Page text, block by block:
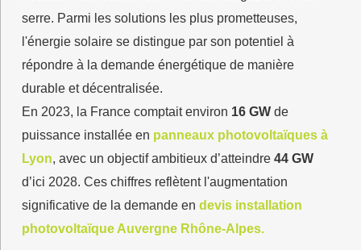
serre. Parmi les solutions les plus prometteuses,
l'énergie solaire se distingue par son potentiel à
répondre à la demande énergétique de manière
durable et décentralisée.
En 2023, la France comptait environ 16 GWde
puissance installée en panneaux photovoltaïques à
Lyon, avec un objectif ambitieux d’atteindre 44 GW
d’ici 2028. Ces chiffres reflètent l'augmentation
significative de la demande en devis installation
photovoltaïque Auvergne Rhône-Alpes.